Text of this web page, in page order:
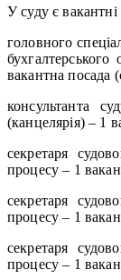
У суду є
головного
бухгалтерського
вакантна посада
консультанта
(канцелярія) – 1
секретаря
процесу – 1
секретаря
процесу – 1
секретаря
процесу – 1